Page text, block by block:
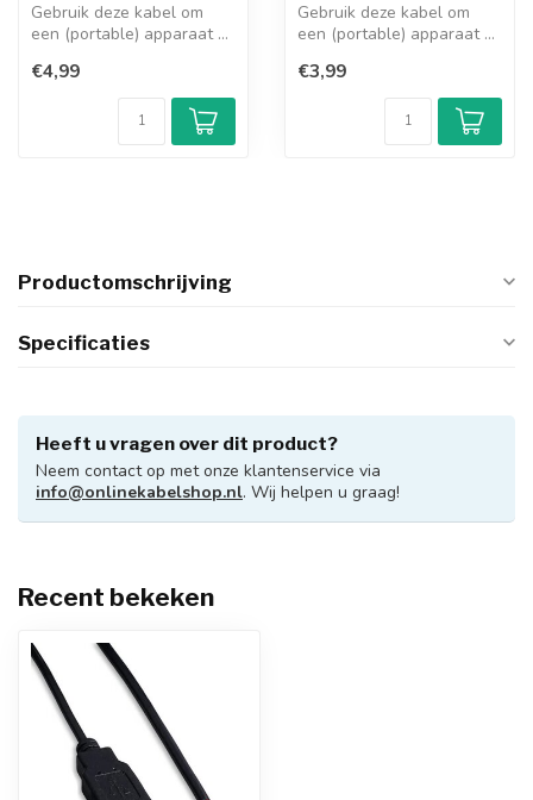
Gebruik deze kabel om
een (portable) apparaat of
€4,99
Gebruik deze kabel om
een (portable) apparaat of
€3,99
Productomschrijving
Specificaties
Heeft u vragen over dit product?
Neem contact op met onze klantenservice via
info@onlinekabelshop.nl. Wij helpen u graag!
Recent bekeken